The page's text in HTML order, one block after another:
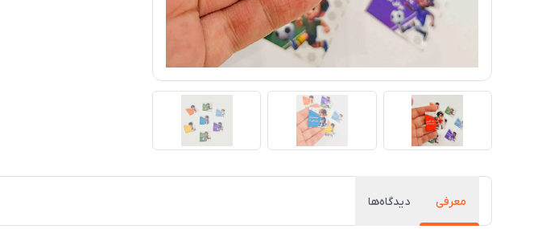
معرفی دیدگاه‌ها